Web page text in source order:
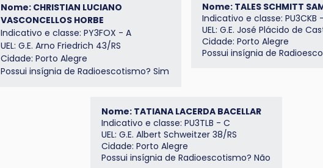
Nome: CHRISTIAN LUCIANO
VASCONCELLOS HORBE
Indicativo e classe: PY3FOX - A
UEL: G.E. Arno Friedrich 43/RS
Cidade: Porto Alegre
Possui insígnia de Radioescotismo? Sim
Nome: TALES SCHMITT
Indicativo e classe: PU3CKB
UEL: G.E. José Plácido de
Cidade: Porto Alegre
Possui insígnia de
Nome: TATIANA LACERDA BACELLAR
Indicativo e classe: PU3TLB - C
UEL: G.E. Albert Schweitzer 38/RS
Cidade: Porto Alegre
Possui insígnia de Radioescotismo? Não